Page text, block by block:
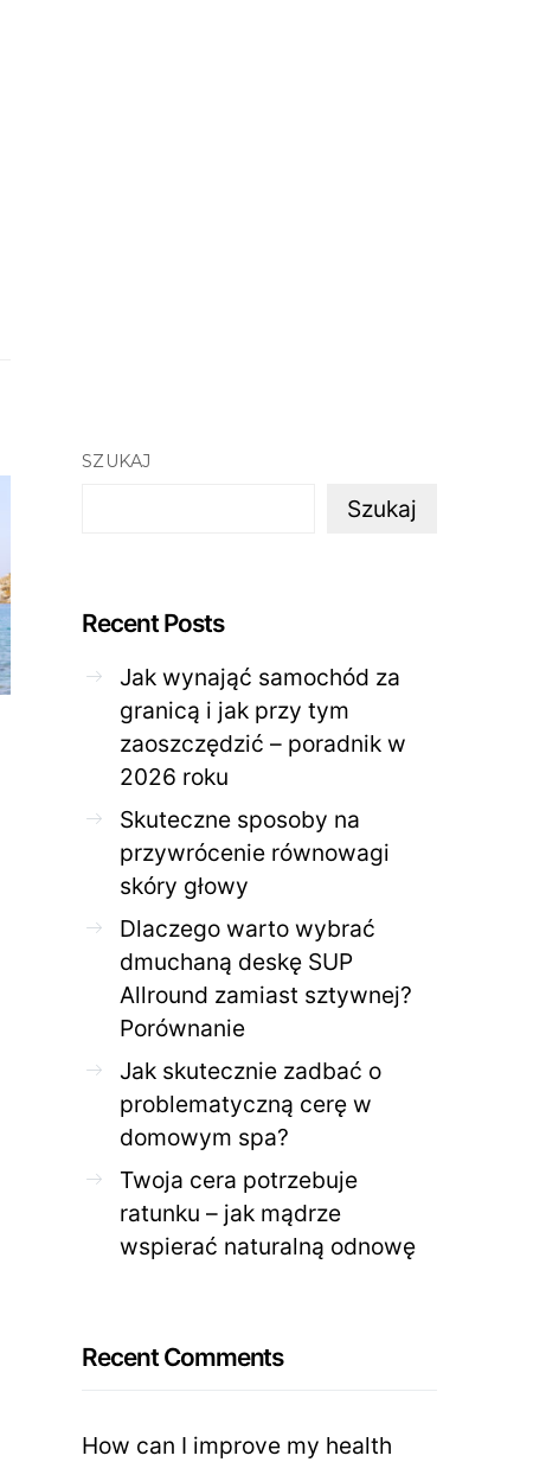
ZDROWE CIAŁO
Jak skutecznie zadbać o
problematyczną cerę w
domowym spa?
28 KWIETNIA 2026 27 KWIETNIA 2026
SZUKAJ
Szukaj
Recent Posts
Jak wynająć samochód za
granicą i jak przy tym
zaoszczędzić – poradnik w
2026 roku
Skuteczne sposoby na
przywrócenie równowagi
skóry głowy
Dlaczego warto wybrać
dmuchaną deskę SUP
Allround zamiast sztywnej?
Porównanie
Jak skutecznie zadbać o
problematyczną cerę w
domowym spa?
Twoja cera potrzebuje
ratunku – jak mądrze
wspierać naturalną odnowę
Recent Comments
How can I improve my health